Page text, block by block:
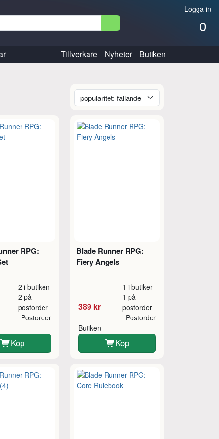
Logga in
0
Tillverkare Nyheter Butiken
RPG:
2 i butiken
2 på
postorder
Postorder
Köp
Blade Runner RPG:
Fiery Angels
389 kr
1 i butiken
1 på
postorder
Butiken
Postorder
Köp